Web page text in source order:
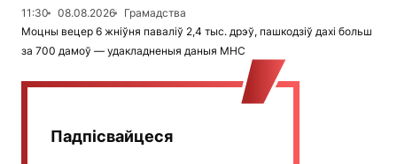
11:30
08.08.2026
Грамадства
Моцны вецер 6 жніўня паваліў 2,4 тыс. дрэў, пашкодзіў дахі больш
за 700 дамоў — удакладненыя даныя МНС
Падпісвайцеся